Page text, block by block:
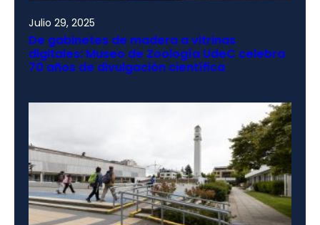
Julio 29, 2025
De gabinetes de madera a vitrinas
digitales: Museo de Zoología UdeC celebra
70 años de divulgación científica